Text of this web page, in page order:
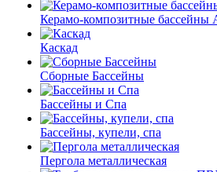
Керамо-композитные бассейны
Каскад
Сборные Бассейны
Бассейны и Спа
Бассейны, купели, спа
Пергола металлическая